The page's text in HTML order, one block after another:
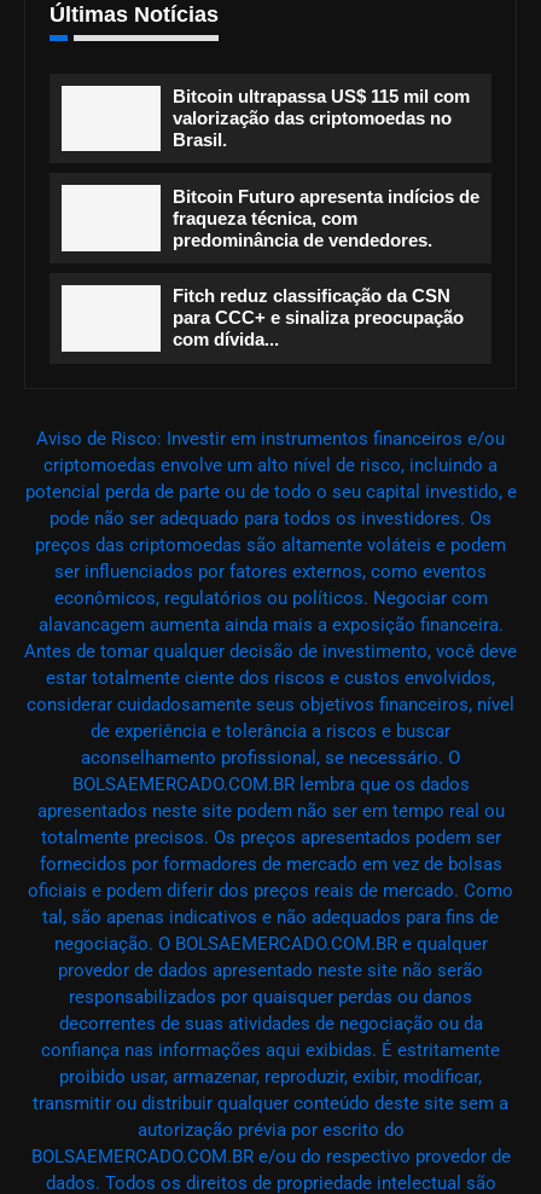
Últimas Notícias
Bitcoin ultrapassa US$ 115 mil com
valorização das criptomoedas no
Brasil.
Bitcoin Futuro apresenta indícios de
fraqueza técnica, com
predominância de vendedores.
Fitch reduz classificação da CSN
para CCC+ e sinaliza preocupação
com dívida...
Aviso de Risco: Investir em instrumentos financeiros e/ou
criptomoedas envolve um alto nível de risco, incluindo a
potencial perda de parte ou de todo o seu capital investido, e
pode não ser adequado para todos os investidores. Os
preços das criptomoedas são altamente voláteis e podem
ser influenciados por fatores externos, como eventos
econômicos, regulatórios ou políticos. Negociar com
alavancagem aumenta ainda mais a exposição financeira.
Antes de tomar qualquer decisão de investimento, você deve
estar totalmente ciente dos riscos e custos envolvidos,
considerar cuidadosamente seus objetivos financeiros, nível
de experiência e tolerância a riscos e buscar
aconselhamento profissional, se necessário. O
BOLSAEMERCADO.COM.BR lembra que os dados
apresentados neste site podem não ser em tempo real ou
totalmente precisos. Os preços apresentados podem ser
fornecidos por formadores de mercado em vez de bolsas
oficiais e podem diferir dos preços reais de mercado. Como
tal, são apenas indicativos e não adequados para fins de
negociação. O BOLSAEMERCADO.COM.BR e qualquer
provedor de dados apresentado neste site não serão
responsabilizados por quaisquer perdas ou danos
decorrentes de suas atividades de negociação ou da
confiança nas informações aqui exibidas. É estritamente
proibido usar, armazenar, reproduzir, exibir, modificar,
transmitir ou distribuir qualquer conteúdo deste site sem a
autorização prévia por escrito do
BOLSAEMERCADO.COM.BR e/ou do respectivo provedor de
dados. Todos os direitos de propriedade intelectual são